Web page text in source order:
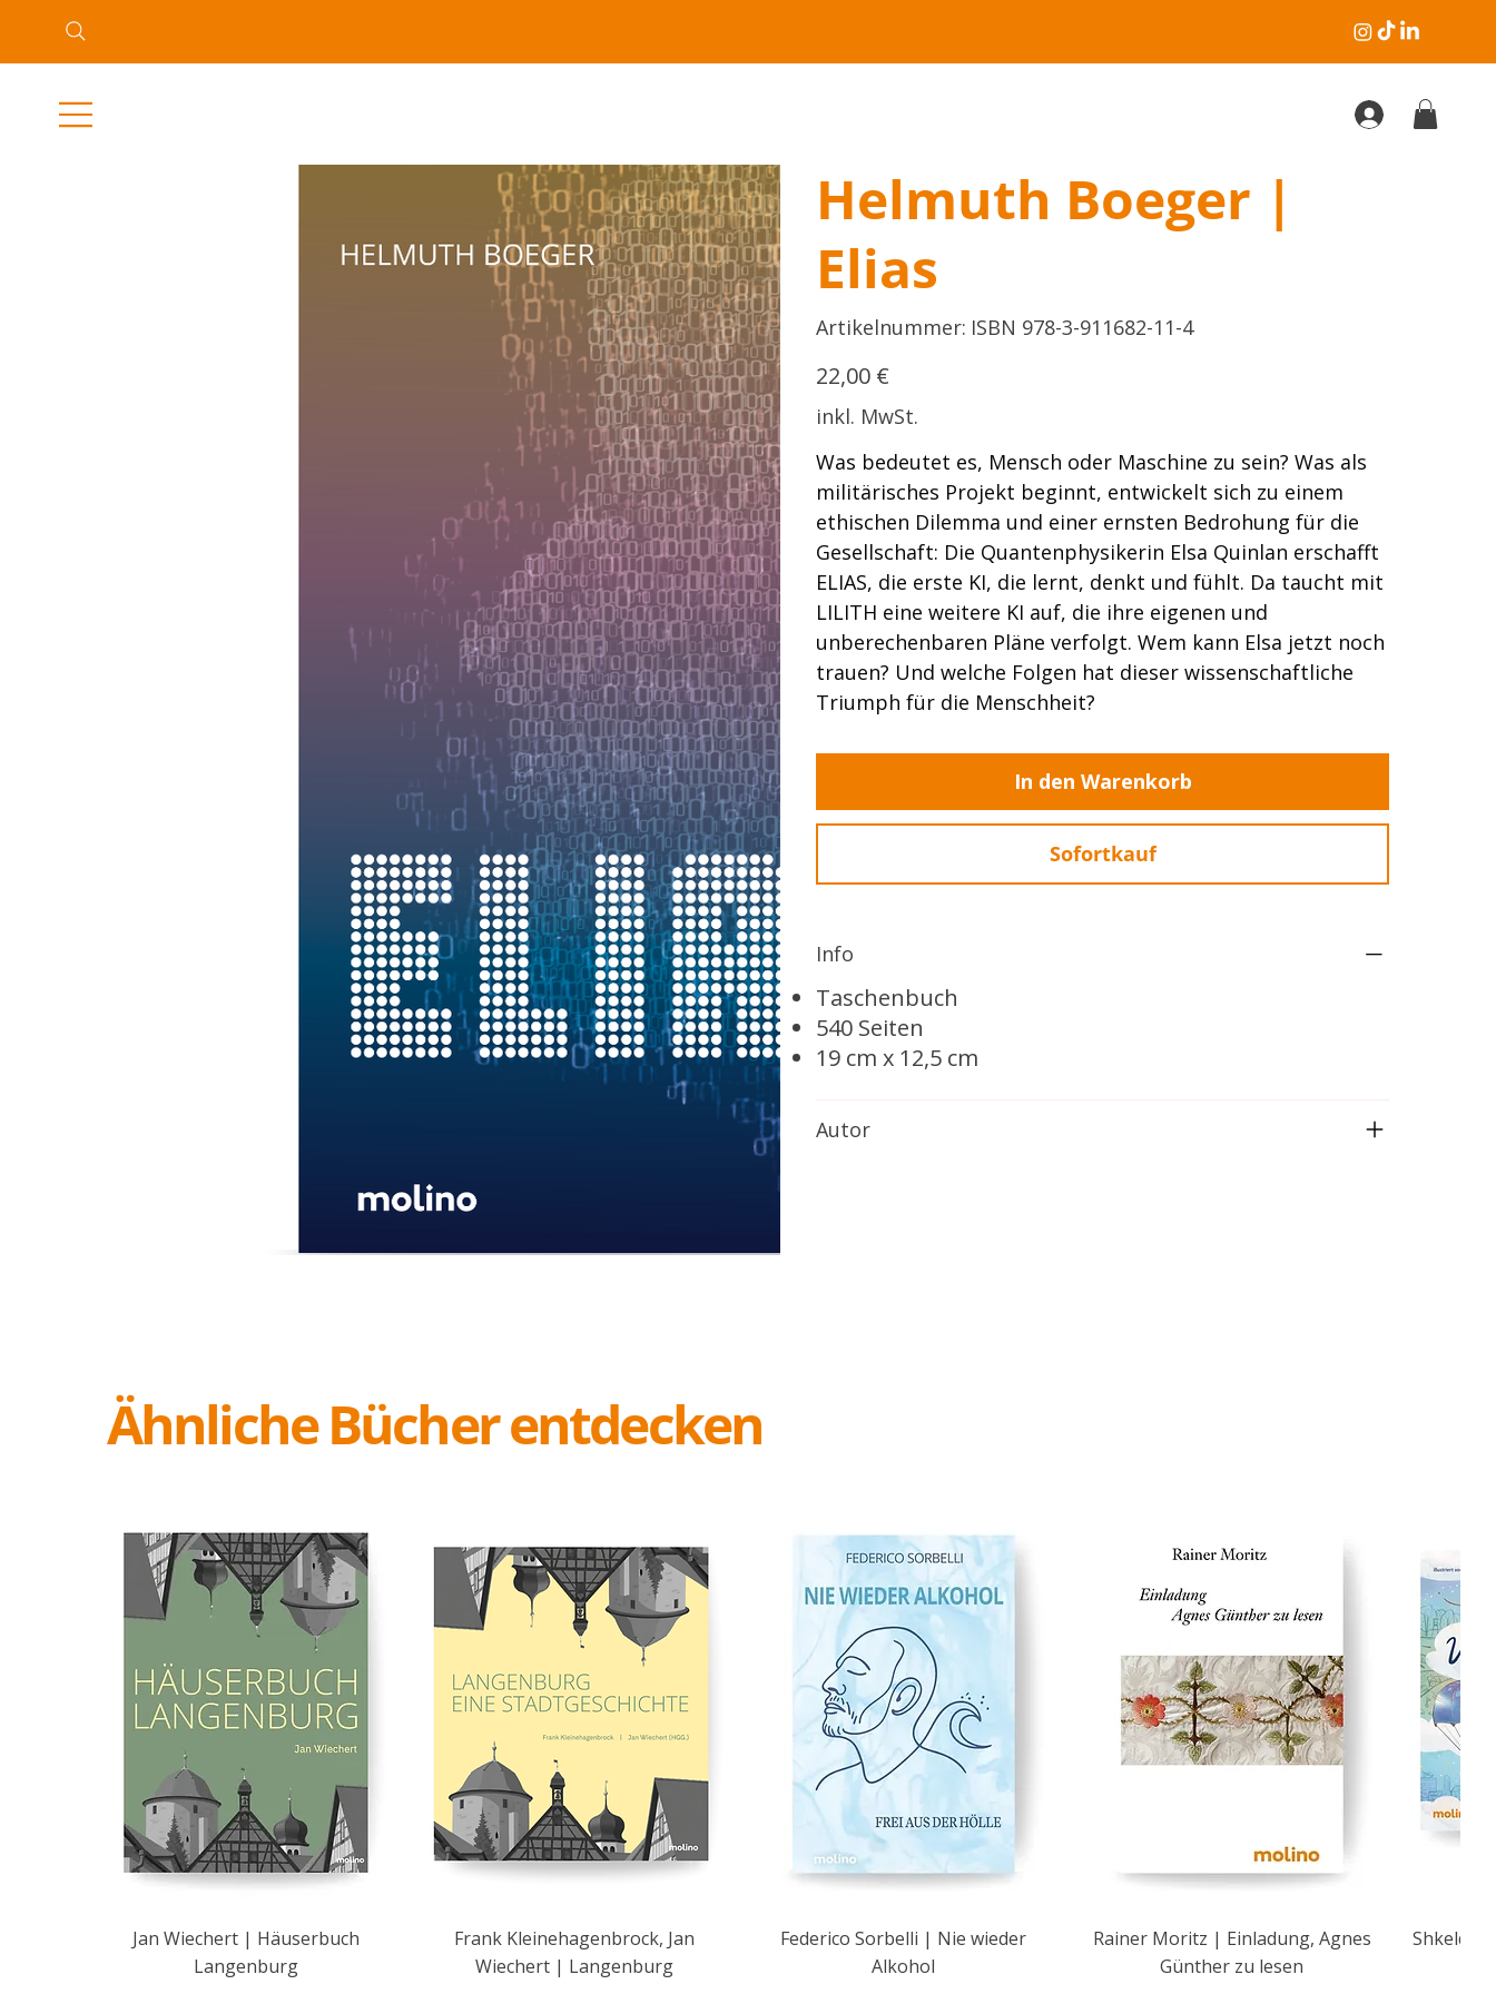
Helmuth Boeger |
Elias
Artikelnummer:
ISBN
ISBN 978-3-911682-11-4
Preis
22,00 €
inkl. MwSt.
Was bedeutet es, Mensch oder Maschine zu sein? Was als
militärisches Projekt beginnt, entwickelt sich zu einem
ethischen Dilemma und einer ernsten Bedrohung für die
Gesellschaft: Die Quantenphysikerin Elsa Quinlan erschafft
ELIAS, die erste KI, die lernt, denkt und fühlt. Da taucht mit
LILITH eine weitere KI auf, die ihre eigenen und
unberechenbaren Pläne verfolgt. Wem kann Elsa jetzt noch
trauen? Und welche Folgen hat dieser wissenschaftliche
Triumph für die Menschheit?
In den Warenkorb
Sofortkauf
Info
Taschenbuch
540 Seiten
19 cm x 12,5 cm
Autor
Ähnliche Bücher entdecken
Jan Wiechert | Häuserbuch
Langenburg
Frank Kleinehagenbrock, Jan
Wiechert | Langenburg
Federico Sorbelli | Nie wieder
Alkohol
Rainer Moritz | Einladung, Agnes
Günther zu lesen